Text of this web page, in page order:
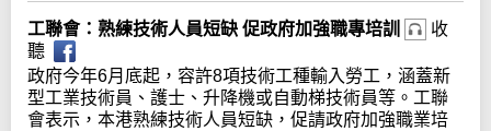
工聯會：熟練技術人員短缺 促政府加強職專培訓
收
聽
政府今年6月底起，容許8項技術工種輸入勞工，涵蓋新
型工業技術員、護士、升降機或自動梯技術員等。工聯
會表示，本港熟練技術人員短缺，促請政府加強職業培